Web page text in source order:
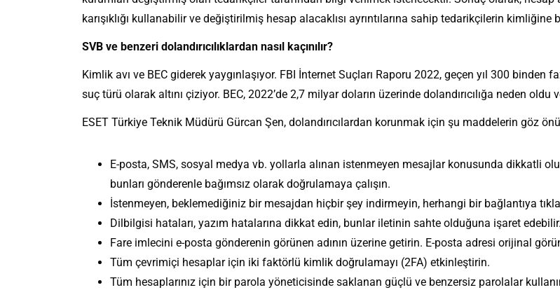
karışıklığı kullanabilir ve değiştirilmiş hesap alacaklısı ayrıntılarına sahip tedarikçilerin kimliğine
SVB ve benzeri dolandırıcılıklardan nasıl kaçınılır?
Kimlik avı ve BEC giderek yaygınlaşıyor. FBI İnternet Suçları Raporu 2022, geçen yıl 300
suç türü olarak altını çiziyor. BEC, 2022’de 2,7 milyar doların üzerinde dolandırıcılığa neden
ESET Türkiye Teknik Müdürü Gürcan Şen, dolandırıcılardan korunmak için şu maddelerin göz
E-posta, SMS, sosyal medya vb. yollarla alınan istenmeyen mesajlar konusunda dikkatli
bunları gönderenle bağımsız olarak doğrulamaya çalışın.
İstenmeyen, beklemediğiniz bir mesajdan hiçbir şey indirmeyin, herhangi bir bağlantıya
Dilbilgisi hataları, yazım hatalarına dikkat edin, bunlar iletinin sahte olduğuna işaret edebilir.
Fare imlecini e-posta gönderenin görünen adının üzerine getirin. E-posta adresi orijinal
Tüm çevrimiçi hesaplar için iki faktörlü kimlik doğrulamayı (2FA) etkinleştirin.
Tüm hesaplarınız için bir parola yöneticisinde saklanan güçlü ve benzersiz parolalar